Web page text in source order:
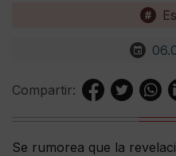
Compartir:
Se rumorea que la